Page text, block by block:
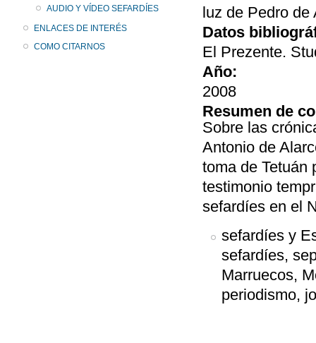
AUDIO Y VÍDEO SEFARDÍES
ENLACES DE INTERÉS
COMO CITARNOS
luz de Pedro de
Datos
El Prezente.
Año:
2008
Resumen de
Sobre las
Antonio de
toma de Tetuán
testimonio
sefardíes en el
sefardíes y
sefardíes,
Marruecos,
periodismo,